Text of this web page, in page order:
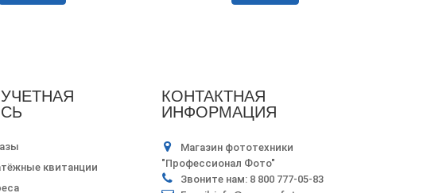
квитанции
КОНТАКТНАЯ
ИНФОРМАЦИЯ
Магазин фототехники
"Профессионал Фото"
Звоните нам: 8 800 777-05-83